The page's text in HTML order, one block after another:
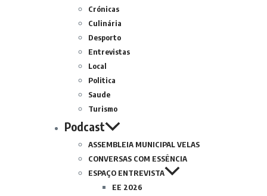
Crónicas
Culinária
Desporto
Entrevistas
Local
Politica
Saude
Turismo
Podcast
ASSEMBLEIA MUNICIPAL VELAS
CONVERSAS COM ESSÊNCIA
ESPAÇO ENTREVISTA
EE 2026